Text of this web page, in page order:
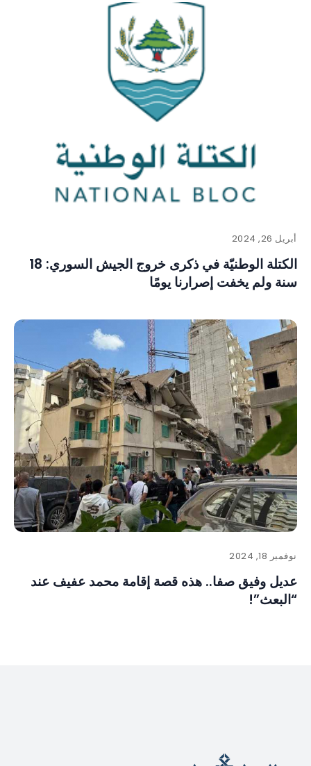
أبريل 26, 2024
الكتلة الوطنيّة في ذكرى خروج الجيش السوري: 18
سنة ولم يخفت إصرارنا يومًا
نوفمبر 18, 2024
عديل وفيق صفا.. هذه قصة إقامة محمد عفيف عند
“البعث”!